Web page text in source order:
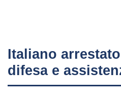
Italiano
difesa e